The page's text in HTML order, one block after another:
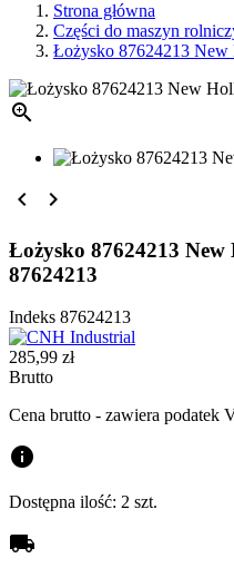
Strona główna
Części do maszyn
Łożysko 87624213

 
Łożysko 87624213
87624213
Indeks 87624213
285,99 zł
Brutto
Cena brutto - zawiera podatek
info
Dostępna ilość: 2 szt.
local_shipping